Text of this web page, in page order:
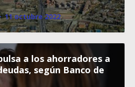
· 11 octubre 2022
a los ahorradores a
según Banco de